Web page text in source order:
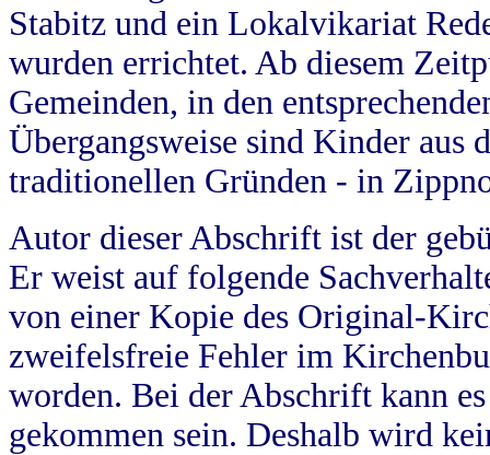
Stabitz und ein Lokalvikariat
wurden errichtet. Ab diesem
Gemeinden, in den
Übergangsweise sind Kinder aus
traditionellen Gründen - in
Autor dieser Abschrift ist der
Er weist auf folgende
von einer Kopie des Original-
zweifelsfreie Fehler im
worden. Bei der Abschrift kann
gekommen sein. Deshalb wird